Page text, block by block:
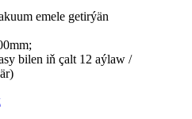
emele getirýän
bilen iň çalt 12 aýlaw /